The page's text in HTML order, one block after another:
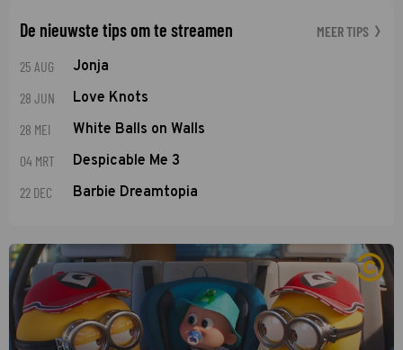
De nieuwste tips om te streamen MEER TIPS
25 AUG Jonja
28 JUN Love Knots
28 MEI White Balls on Walls
04 MRT Despicable Me 3
22 DEC Barbie Dreamtopia